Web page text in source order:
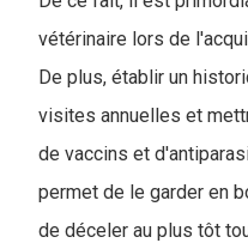
vétérinaire lors de
De plus, établir un
visites annuelles et
de vaccins et
permet de le garder en
de déceler au plus tôt